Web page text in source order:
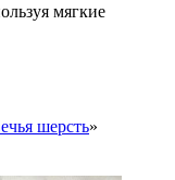
мягкие
шерсть»